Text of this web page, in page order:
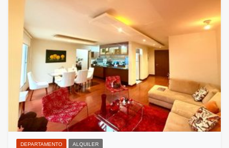
DEPARTAMENTO ALQUILER